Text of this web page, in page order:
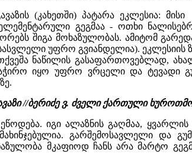
(კახეთში) პატარა ეკლესია:
გეგმაა - ოთხი
შიგა მოხაზულობას. ამიტომ
უფრო გვიანდელია). ეკლესიის
ნაწილის გასაფართოვებლად,
იყო უფრო ვრცელი და ტევადი
//ბერიძე ვ. ძველი ქართული
იგი ალაზნის გაღმაა,
გარშემოსავლელი და
მკაფიოდ ჩანს არა მარტო